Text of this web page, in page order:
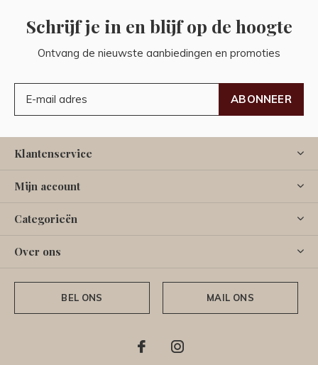
Schrijf je in en blijf op de hoogte
Ontvang de nieuwste aanbiedingen en promoties
ABONNEER
Klantenservice
Mijn account
Categorieën
Over ons
BEL ONS MAIL ONS